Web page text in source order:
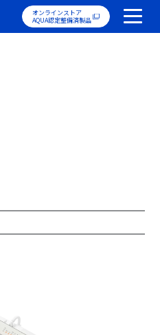
オンラインストア
AQUA認定整備済製品